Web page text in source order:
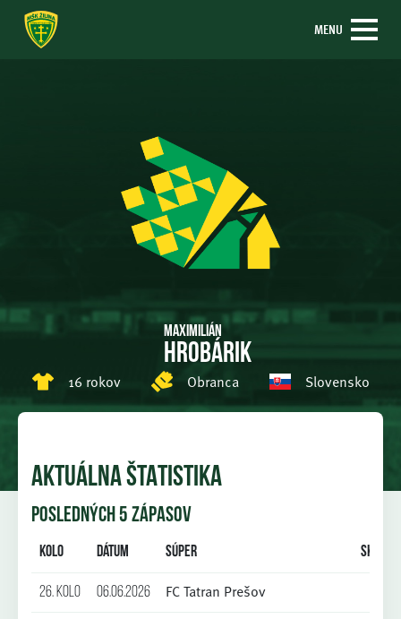
MENU
Maximilián
Hrobárik
16 rokov Obranca Slovensko
AKTUÁLNA ŠTATISTIKA
POSLEDNÝCH 5 ZÁPASOV
Kolo Dátum Súper Skóre
26. kolo 06.06.2026 FC Tatran Prešov